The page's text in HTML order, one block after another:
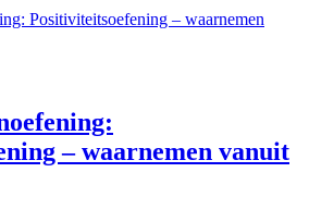
– waarnemen vanuit